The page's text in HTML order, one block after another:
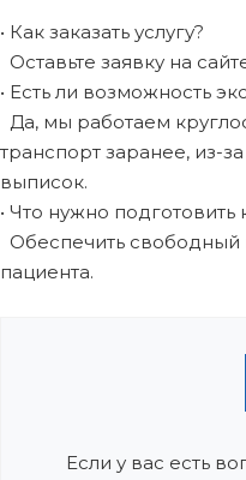
• Как заказать услугу?
Оставьте заявку на
• Есть ли возможность
Да, мы работаем
транспорт заранее, из-
выписок.
• Что нужно
Обеспечить
пациента.
Если у вас есть